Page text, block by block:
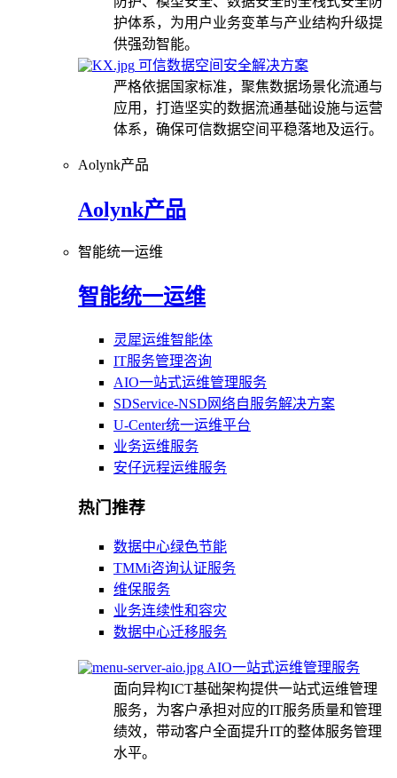
护体系，为用户业务变革与产业结构升级提
供强劲智能。
可信数据空间安全解决方案
严格依据国家标准，聚焦数据场景化流通与
应用，打造坚实的数据流通基础设施与运营
体系，确保可信数据空间平稳落地及运行。
Aolynk产品
Aolynk产品
智能统一运维
智能统一运维
灵犀运维智能体
IT服务管理咨询
AIO一站式运维管理服务
SDService-NSD网络自服务解决方案
U-Center统一运维平台
业务运维服务
安仔远程运维服务
热门推荐
数据中心绿色节能
TMMi咨询认证服务
维保服务
业务连续性和容灾
数据中心迁移服务
AIO一站式运维管理服务
面向异构ICT基础架构提供一站式运维管理
服务，为客户承担对应的IT服务质量和管理
绩效，带动客户全面提升IT的整体服务管理
水平。